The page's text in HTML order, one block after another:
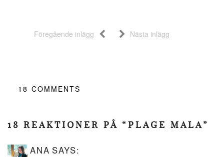
Föregående inlägg Nästa inlägg
18 COMMENTS
18 REAKTIONER PÅ “PLAGE MALA”
ANA SAYS: